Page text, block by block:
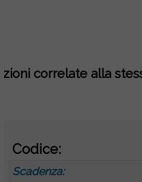
correlate alla
Codice:
Scadenza: